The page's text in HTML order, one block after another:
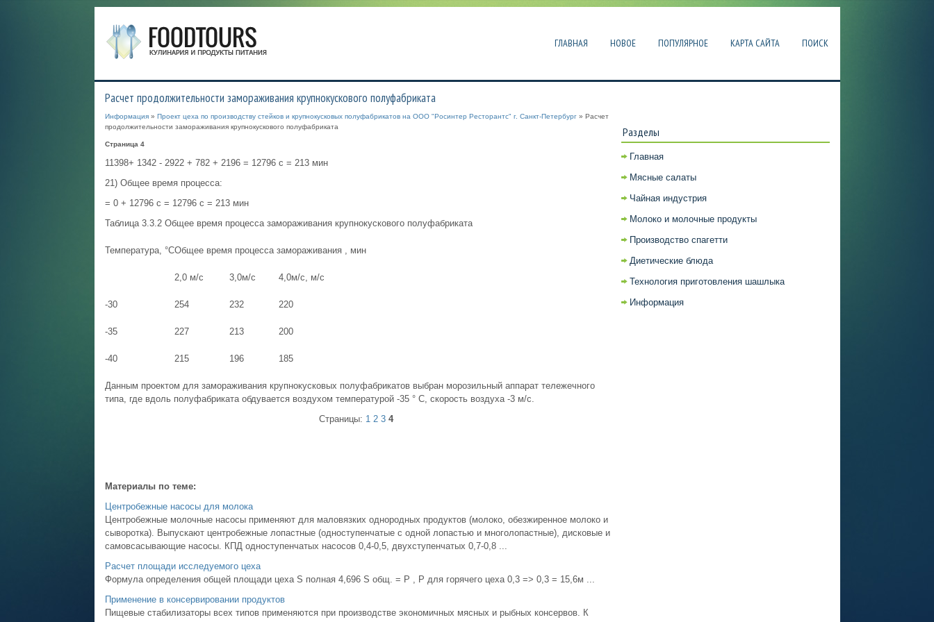
ГЛАВНАЯ НОВОЕ ПОПУЛЯРНОЕ КАРТА САЙТА ПОИСК
Расчет продолжительности замораживания крупнокускового полуфабриката
Информация» Проект цеха по производству стейков и крупнокусковых полуфабрикатов на ООО "Росинтер Ресторантс" г. Санкт-Петербург» Расчет
продолжительности замораживания крупнокускового полуфабриката
Страница 4
11398+ 1342 - 2922 + 782 + 2196 = 12796 с = 213 мин
21) Общее время процесса:
= 0 + 12796 с = 12796 с = 213 мин
Таблица 3.3.2 Общее время процесса замораживания крупнокускового полуфабриката
Температура, °СОбщее время процесса замораживания , мин
2,0 м/с 3,0м/с 4,0м/с, м/с
-30 254 232 220
-35 227 213 200
-40 215 196 185
Данным проектом для замораживания крупнокусковых полуфабрикатов выбран морозильный аппарат тележечного
типа, где вдоль полуфабриката обдувается воздухом температурой -35 ° С, скорость воздуха -3 м/с.
Страницы: 1 2 3 4
Материалы по теме:
Центробежные насосы для молока
Центробежные молочные насосы применяют для маловязких однородных продуктов (молоко, обезжиренное молоко и
сыворотка). Выпускают центробежные лопастные (одноступенчатые с одной лопастью и многолопастные), дисковые и
самовсасывающие насосы. КПД одноступенчатых насосов 0,4-0,5, двухступенчатых 0,7-0,8 ...
Расчет площади исследуемого цеха
Формула определения общей площади цеха S полная 4,696 S общ. = Р , Р для горячего цеха 0,3 => 0,3 = 15,6м ...
Применение в консервировании продуктов
Пищевые стабилизаторы всех типов применяются при производстве экономичных мясных и рыбных консервов. К
Разделы
Главная
Мясные салаты
Чайная индустрия
Молоко и молочные продукты
Производство спагетти
Диетические блюда
Технология приготовления шашлыка
Информация